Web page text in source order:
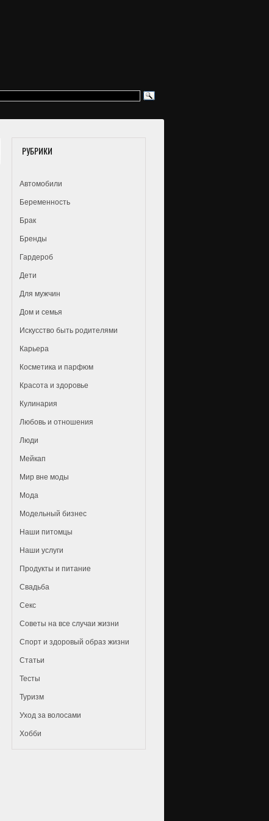
РУБРИКИ
Автомобили
Беременность
Брак
Бренды
Гардероб
Дети
Для мужчин
Дом и семья
Искусство быть родителями
Карьера
Косметика и парфюм
Красота и здоровье
Кулинария
Любовь и отношения
Люди
Мейкап
Мир вне моды
Мода
Модельный бизнес
Наши питомцы
Наши услуги
Продукты и питание
Свадьба
Секс
Советы на все случаи жизни
Спорт и здоровый образ жизни
Статьи
Тесты
Туризм
Уход за волосами
Хобби